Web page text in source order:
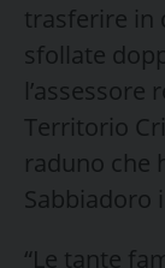
trasferire in
sfollate
Territorio
raduno che
Sabbiadoro
“Le tante